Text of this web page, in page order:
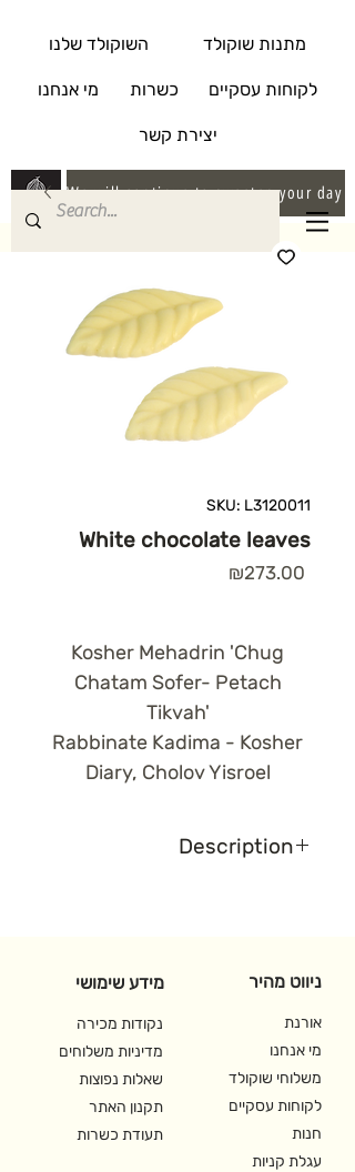
מתנות שוקולד השוקולד שלנו
לקוחות עסקיים כשרות מי אנחנו
יצירת קשר
We will continue to sweeten your day
SKU: L3120011
White chocolate leaves
₪273.00
Kosher Mehadrin 'Chug
Chatam Sofer- Petach
Tikvah'
Rabbinate Kadima - Kosher
Diary, Cholov Yisroel
Description
מידע שימושי
נקודות מכירה
מדיניות משלוחים
שאלות נפוצות
תקנון האתר
תעודת כשרות
ניווט מהיר
אורנת
מי אנחנו
משלוחי שוקולד
לקוחות עסקיים
חנות
עגלת קניות